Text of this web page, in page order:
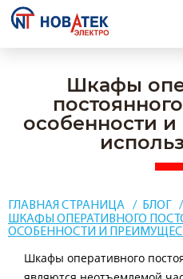
Шкафы
особенности
ГЛАВНАЯ СТРАНИЦА
БЛОГ
ШКАФЫ ОПЕРАТИВНОГО
ОСОБЕННОСТИ И
Шкафы оперативного